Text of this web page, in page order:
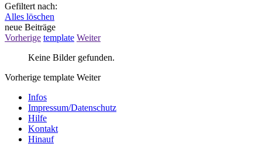
Gefiltert nach:
Alles löschen
neue Beiträge
Vorherige template Weiter
Keine Bilder gefunden.
Vorherige template Weiter
Infos
Impressum/Datenschutz
Hilfe
Kontakt
Hinauf